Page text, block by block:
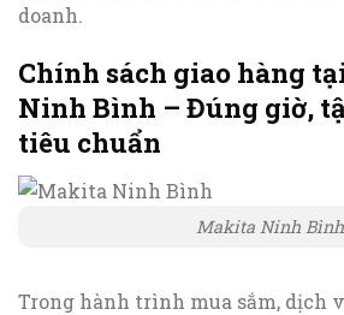
doanh.
Chính sách giao hàng
Ninh Bình – Đúng giờ,
tiêu chuẩn
Makita Ninh Bình
Trong hành trình mua sắm, dịch